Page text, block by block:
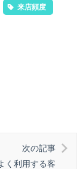
来店頻度
次の記事
く利用する客